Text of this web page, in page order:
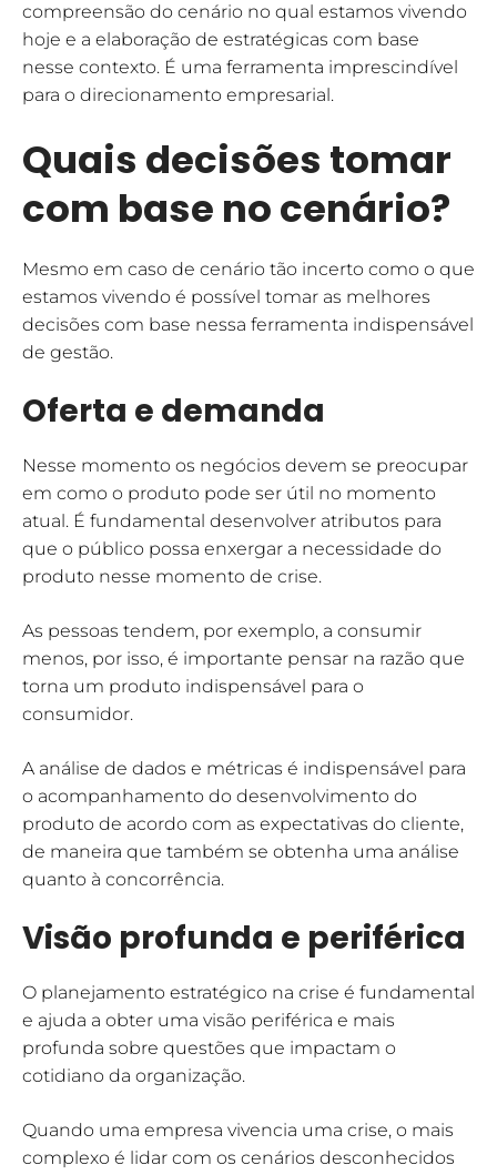
compreensão do cenário no qual estamos vivendo
hoje e a elaboração de estratégicas com base
nesse contexto. É uma ferramenta imprescindível
para o direcionamento empresarial.
Quais decisões tomar
com base no cenário?
Mesmo em caso de cenário tão incerto como o que
estamos vivendo é possível tomar as melhores
decisões com base nessa ferramenta indispensável
de gestão.
Oferta e demanda
Nesse momento os negócios devem se preocupar
em como o produto pode ser útil no momento
atual. É fundamental desenvolver atributos para
que o público possa enxergar a necessidade do
produto nesse momento de crise.
As pessoas tendem, por exemplo, a consumir
menos, por isso, é importante pensar na razão que
torna um produto indispensável para o
consumidor.
A análise de dados e métricas é indispensável para
o acompanhamento do desenvolvimento do
produto de acordo com as expectativas do cliente,
de maneira que também se obtenha uma análise
quanto à concorrência.
Visão profunda e periférica
O planejamento estratégico na crise é fundamental
e ajuda a obter uma visão periférica e mais
profunda sobre questões que impactam o
cotidiano da organização.
Quando uma empresa vivencia uma crise, o mais
complexo é lidar com os cenários desconhecidos